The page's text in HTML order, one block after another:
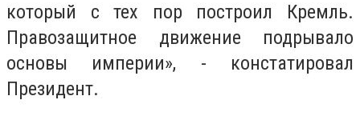
который с тех пор построил Кремль.
Правозащитное движение подрывало
основы империи», - констатировал
Президент.